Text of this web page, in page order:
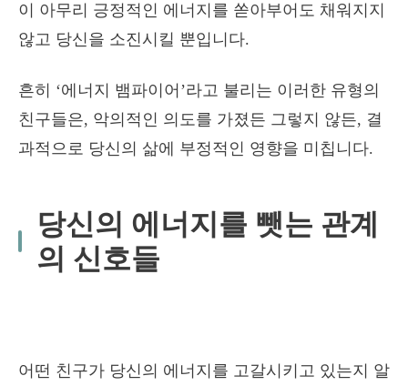
이 아무리 긍정적인 에너지를 쏟아부어도 채워지지
않고 당신을 소진시킬 뿐입니다.
흔히 ‘에너지 뱀파이어’라고 불리는 이러한 유형의
친구들은, 악의적인 의도를 가졌든 그렇지 않든, 결
과적으로 당신의 삶에 부정적인 영향을 미칩니다.
당신의 에너지를 뺏는 관계
의 신호들
어떤 친구가 당신의 에너지를 고갈시키고 있는지 알